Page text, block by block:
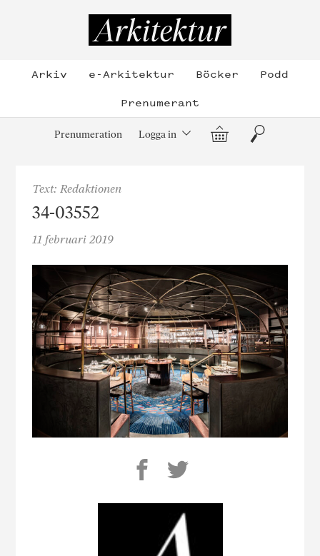
Arkiv e-Arkitektur Böcker
Podd
Prenumerant
Prenumeration Logga in Varukorg
Sök
Text: Redaktionen
34-03552
11 februari 2019